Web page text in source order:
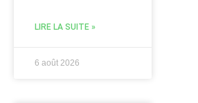
LIRE LA SUITE »
6 août 2026